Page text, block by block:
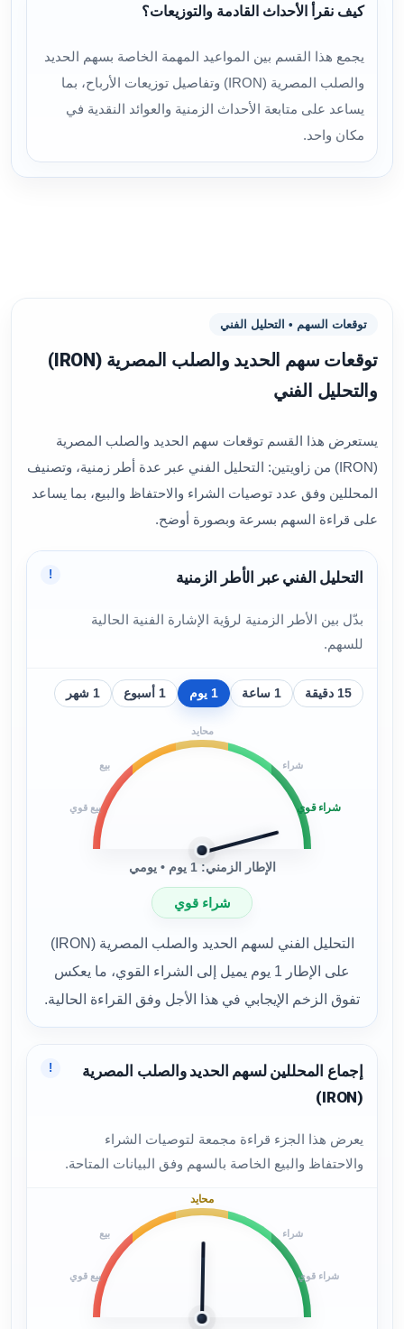
كيف نقرأ الأحداث القادمة والتوزيعات؟
يجمع هذا القسم بين المواعيد المهمة الخاصة بسهم الحديد
والصلب المصرية (IRON) وتفاصيل توزيعات الأرباح، بما
يساعد على متابعة الأحداث الزمنية والعوائد النقدية في
مكان واحد.
توقعات السهم • التحليل الفني
توقعات سهم الحديد والصلب المصرية (IRON)
والتحليل الفني
يستعرض هذا القسم توقعات سهم الحديد والصلب المصرية
(IRON) من زاويتين: التحليل الفني عبر عدة أطر زمنية، وتصنيف
المحللين وفق عدد توصيات الشراء والاحتفاظ والبيع، بما يساعد
على قراءة السهم بسرعة وبصورة أوضح.
التحليل الفني عبر الأطر الزمنية
بدّل بين الأطر الزمنية لرؤية الإشارة الفنية الحالية
للسهم.
!
15 دقيقة 1 ساعة 1 يوم 1 أسبوع 1 شهر
بيع قوي
بيع
محايد
شراء
شراء قوي
الإطار الزمني: 1 يوم • يومي
شراء قوي
التحليل الفني لسهم الحديد والصلب المصرية (IRON)
على الإطار 1 يوم يميل إلى الشراء القوي، ما يعكس
تفوق الزخم الإيجابي في هذا الأجل وفق القراءة الحالية.
إجماع المحللين لسهم الحديد والصلب المصرية
(IRON)
يعرض هذا الجزء قراءة مجمعة لتوصيات الشراء
والاحتفاظ والبيع الخاصة بالسهم وفق البيانات المتاحة.
!
بيع قوي
بيع
محايد
شراء
شراء قوي